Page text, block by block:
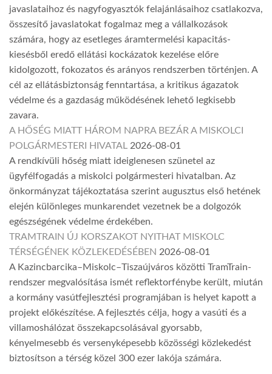
javaslataihoz és nagyfogyasztók felajánlásaihoz csatlakozva,
összesítő javaslatokat fogalmaz meg a vállalkozások
számára, hogy az esetleges áramtermelési kapacitás-
kiesésből eredő ellátási kockázatok kezelése előre
kidolgozott, fokozatos és arányos rendszerben történjen. A
cél az ellátásbiztonság fenntartása, a kritikus ágazatok
védelme és a gazdaság működésének lehető legkisebb
zavara.
A HŐSÉG MIATT HÁROM NAPRA BEZÁR A MISKOLCI
POLGÁRMESTERI HIVATAL 2026-08-01
A rendkívüli hőség miatt ideiglenesen szünetel az
ügyfélfogadás a miskolci polgármesteri hivatalban. Az
önkormányzat tájékoztatása szerint augusztus első hetének
elején különleges munkarendet vezetnek be a dolgozók
egészségének védelme érdekében.
TRAMTRAIN ÚJ KORSZAKOT NYITHAT MISKOLC
TÉRSÉGÉNEK KÖZLEKEDÉSÉBEN 2026-08-01
A Kazincbarcika–Miskolc–Tiszaújváros közötti TramTrain-
rendszer megvalósítása ismét reflektorfénybe került, miután
a kormány vasútfejlesztési programjában is helyet kapott a
projekt előkészítése. A fejlesztés célja, hogy a vasúti és a
villamoshálózat összekapcsolásával gyorsabb,
kényelmesebb és versenyképesebb közösségi közlekedést
biztosítson a térség közel 300 ezer lakója számára.